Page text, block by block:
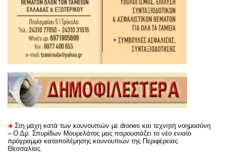
Στη μάχη κατά των κουνουπιών με drones και τεχνητή νοημοσύνη
– Ο Δρ. Σπυρίδων Μουρελάτος μας παρουσιάζει το νέο ενιαίο
πρόγραμμα καταπολέμησης κουνουπιών της Περιφέρειας
Θεσσαλίας